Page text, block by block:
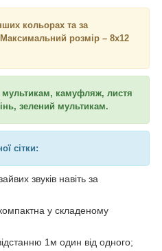
кольорах та за
розмір – 8х12
мультикам, камуфляж, листя
зелений мультикам.
сітки:
звуків навіть за
у складеному
1м один від одного;